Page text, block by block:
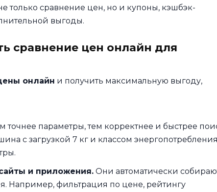
только сравнение цен, но и купоны, кэшбэк-
выгоды.
сравнение цен онлайн для
онлайн и получить максимальную выгоду,
точнее параметры, тем корректнее и быстрее
с загрузкой 7 кг и классом
и приложения. Они автоматически
Например, фильтрация по цене, рейтингу